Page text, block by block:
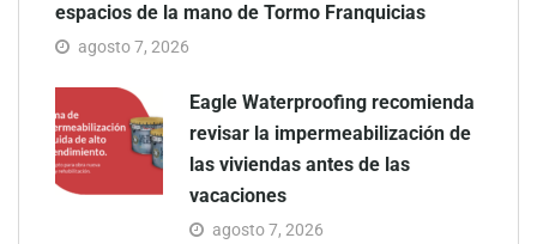
espacios de la mano de Tormo Franquicias
agosto 7, 2026
Eagle Waterproofing recomienda
revisar la impermeabilización de
las viviendas antes de las
vacaciones
agosto 7, 2026